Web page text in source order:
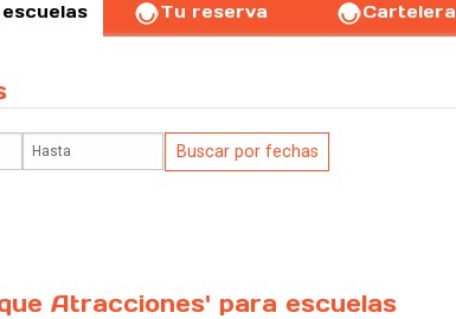
Tu reserva Cartelera
Atracciones' para escuelas